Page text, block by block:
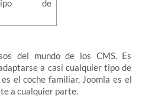
del mundo de los CMS. Es
a casi cualquier tipo de
el coche familiar, Joomla es el
a cualquier parte.